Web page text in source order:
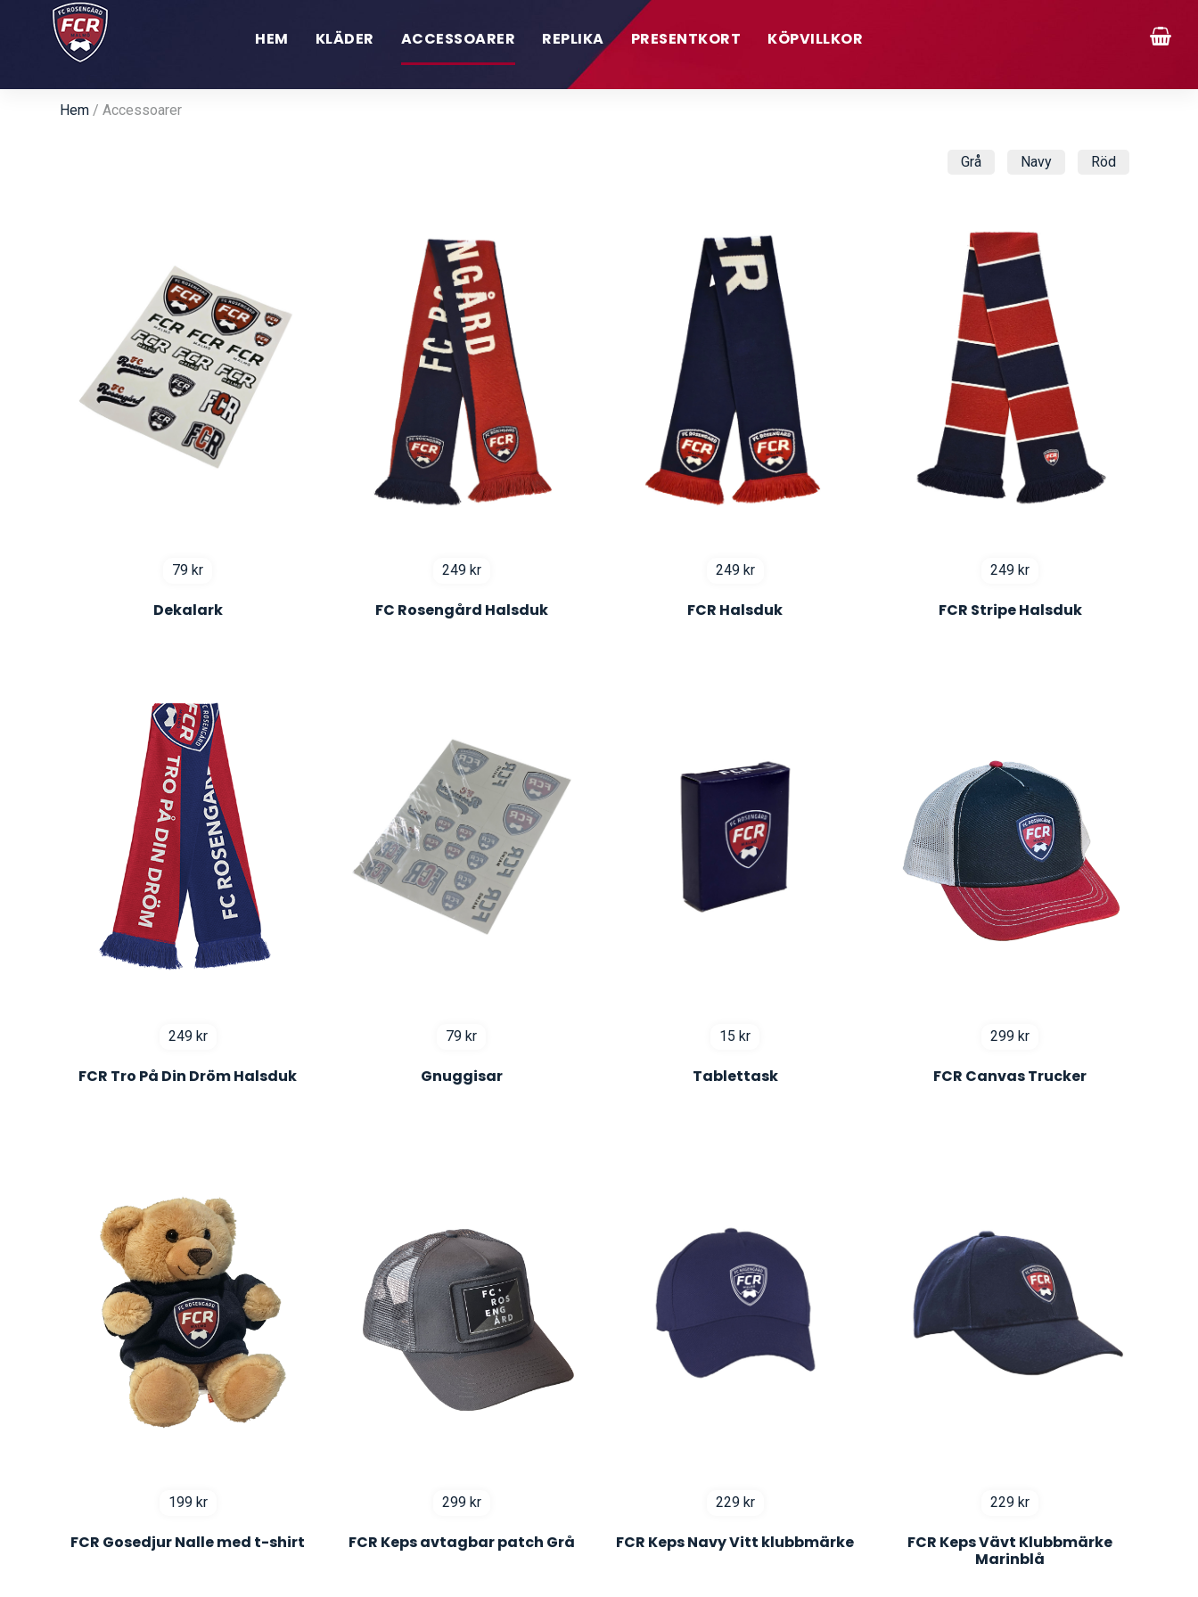
HEM KLÄDER ACCESSOARER REPLIKA PRESENTKORT KÖPVILLKOR
Hem / Accessoarer
Grå Navy Röd
79kr
Dekalark
249 kr
FC Rosengård Halsduk
249 kr
FCR Halsduk
249 kr
FCR Stripe Halsduk
249 kr
FCR Tro På Din Dröm Halsduk
79kr
Gnuggisar
15kr
Tablettask
299 kr
FCR Canvas Trucker
199 kr
FCR Gosedjur Nalle med t-shirt
299 kr
FCR Keps avtagbar patch Grå
229 kr
FCR Keps Navy Vitt klubbmärke
229 kr
FCR Keps Vävt Klubbmärke
Marinblå